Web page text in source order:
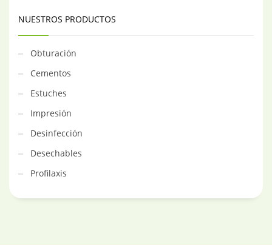
NUESTROS PRODUCTOS
Obturación
Cementos
Estuches
Impresión
Desinfección
Desechables
Profilaxis